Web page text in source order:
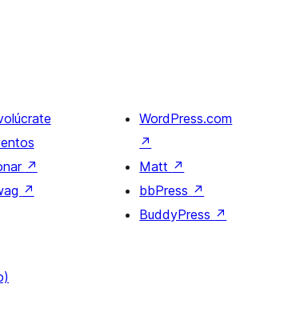
↗
↗
WordPress.com
↗
Matt ↗
bbPress ↗
BuddyPress ↗